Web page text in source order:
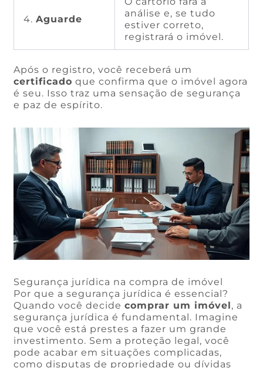
4.Aguarde
análise e, se tudo
estiver correto,
registrará o imóvel.
Após o registro, você receberá um
certificado que confirma que o imóvel agora
é seu. Isso traz uma sensação de segurança
e paz de espírito.
Segurança jurídica na compra de imóvel
Por que a segurança jurídica é essencial?
Quando você decidecomprar um imóvel , a
segurança jurídica é fundamental. Imagine
que você está prestes a fazer um grande
investimento. Sem a proteção legal, você
pode acabar em situações complicadas,
como disputas de propriedade ou dívidas